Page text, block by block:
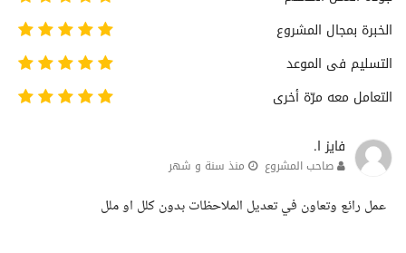
الخبرة بمجال المشروع
التسليم فى الموعد
التعامل معه مرّة أخرى
فايز ا.
صاحب المشروع منذ سنة و شهر
عمل رائع وتعاون في تعديل الملاحظات بدون كلل او ملل